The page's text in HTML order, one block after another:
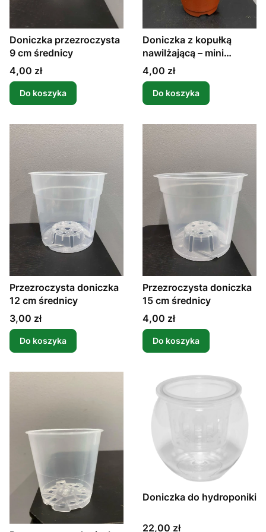
Doniczka przezroczysta
9 cm średnicy
Cena
4,00 zł
Do koszyka
Doniczka z kopułką
nawilżającą – mini
szklarnia
Cena
4,00 zł
Do koszyka
Przezroczysta doniczka
12 cm średnicy
Cena
3,00 zł
Do koszyka
Przezroczysta doniczka
15 cm średnicy
Cena
4,00 zł
Do koszyka
Doniczka do hydroponiki
Cena
22,00 zł